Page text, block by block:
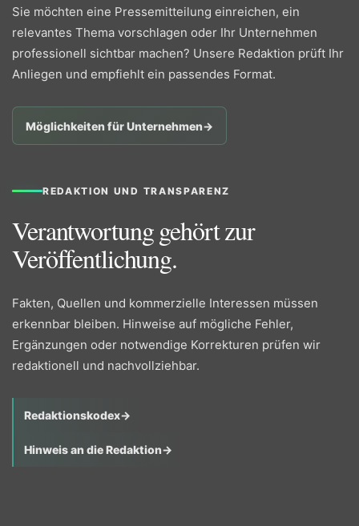
Sie möchten eine Pressemitteilung einreichen, ein
relevantes Thema vorschlagen oder Ihr Unternehmen
professionell sichtbar machen? Unsere Redaktion prüft Ihr
Anliegen und empfiehlt ein passendes Format.
Möglichkeiten für Unternehmen→
REDAKTION UND TRANSPARENZ
Verantwortung gehört zur
Veröffentlichung.
Fakten, Quellen und kommerzielle Interessen müssen
erkennbar bleiben. Hinweise auf mögliche Fehler,
Ergänzungen oder notwendige Korrekturen prüfen wir
redaktionell und nachvollziehbar.
Redaktionskodex→
Hinweis an die Redaktion→